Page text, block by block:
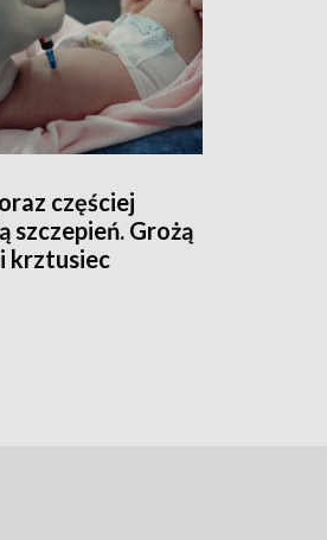
częściej
szczepień. Grożą
krztusiec